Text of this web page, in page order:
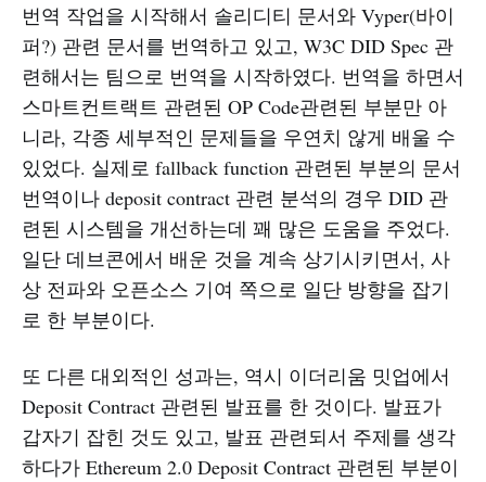
번역 작업을 시작해서 솔리디티 문서와 Vyper(바이
퍼?) 관련 문서를 번역하고 있고, W3C DID Spec 관
련해서는 팀으로 번역을 시작하였다. 번역을 하면서
스마트컨트랙트 관련된 OP Code관련된 부분만 아
니라, 각종 세부적인 문제들을 우연치 않게 배울 수
있었다. 실제로 fallback function 관련된 부분의 문서
번역이나 deposit contract 관련 분석의 경우 DID 관
련된 시스템을 개선하는데 꽤 많은 도움을 주었다.
일단 데브콘에서 배운 것을 계속 상기시키면서, 사
상 전파와 오픈소스 기여 쪽으로 일단 방향을 잡기
로 한 부분이다.
또 다른 대외적인 성과는, 역시 이더리움 밋업에서
Deposit Contract 관련된 발표를 한 것이다. 발표가
갑자기 잡힌 것도 있고, 발표 관련되서 주제를 생각
하다가 Ethereum 2.0 Deposit Contract 관련된 부분이